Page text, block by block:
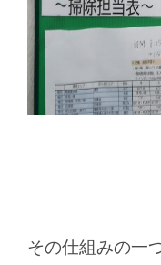
その仕組みの一